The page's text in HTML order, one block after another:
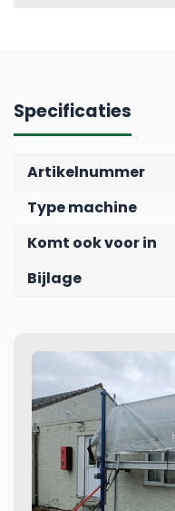
Specificaties
Artikelnummer
Type machine
Komt ook voor in
Bijlage